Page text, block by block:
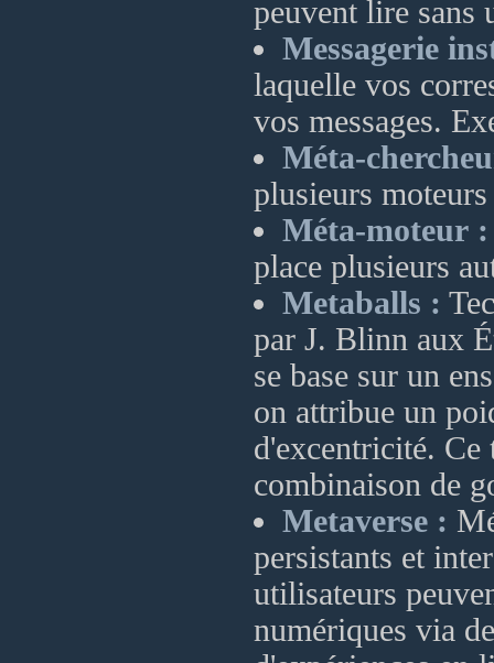
peuvent lire sans
Messagerie
laquelle vos
vos messages.
Méta-
plusieurs
Méta-moteur :
place plusieurs
Metaballs :
par J. Blinn aux
se base sur un
on attribue un
d'excentricité. Ce
combinaison de
Metaverse :
persistants et
utilisateurs
numériques via